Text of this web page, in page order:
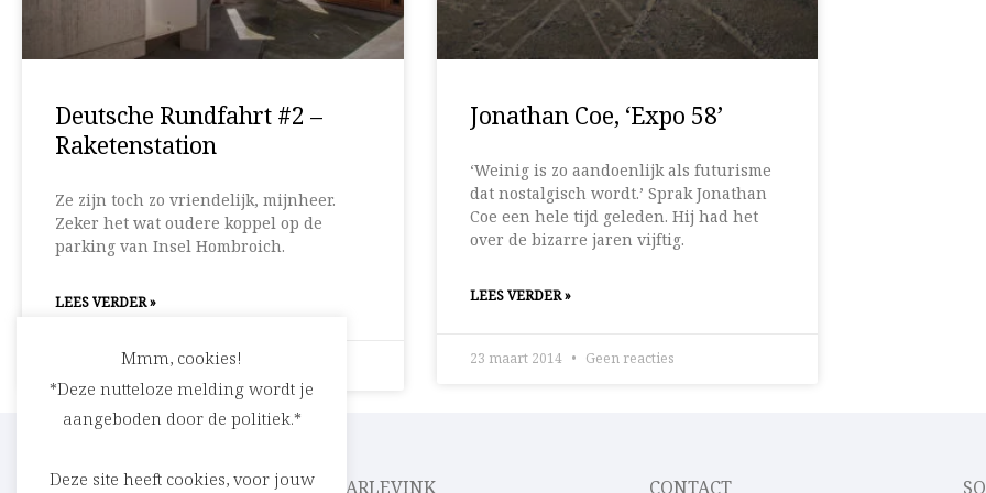
Deutsche Rundfahrt #2 –
Raketenstation
Ze zijn toch zo vriendelijk, mijnheer.
Zeker het wat oudere koppel op de
parking van Insel Hombroich.
LEES VERDER »
30 augustus 2015 Geen reacties
Jonathan Coe, ‘Expo 58’
‘Weinig is zo aandoenlijk als futurisme
dat nostalgisch wordt.’ Sprak Jonathan
Coe een hele tijd geleden. Hij had het
over de bizarre jaren vijftig.
LEES VERDER »
23 maart 2014 Geen reacties
Mmm, cookies!
*Deze nutteloze melding wordt je
aangeboden door de politiek.*
Deze site heeft cookies, voor jouw